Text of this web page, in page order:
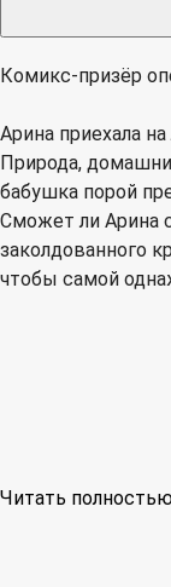
Комикс-призёр
Арина приехала
Природа,
бабушка порой
Сможет ли Арина
заколдованного
чтобы самой
Читать